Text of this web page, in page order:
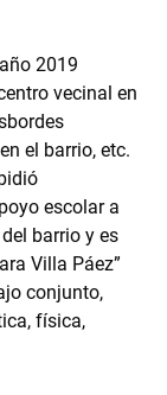
2019
vecinal en
el barrio, etc.
escolar a
barrio y es
Villa Páez”
conjunto,
física,